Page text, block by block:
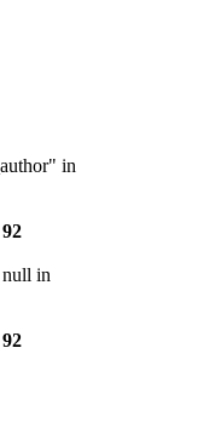
in
92
null in
92